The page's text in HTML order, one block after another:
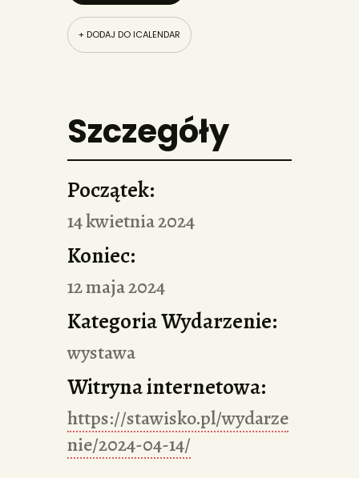
+ DODAJ DO ICALENDAR
Szczegóły
Początek:
14 kwietnia 2024
Koniec:
12 maja 2024
Kategoria Wydarzenie:
wystawa
Witryna internetowa:
https://stawisko.pl/wydarze
nie/2024-04-14/